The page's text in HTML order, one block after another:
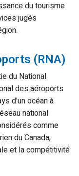
du tourisme
jugés
(RNA)
du National
des aéroports
d'un océan à
national
comme
du Canada,
et la compétitivité